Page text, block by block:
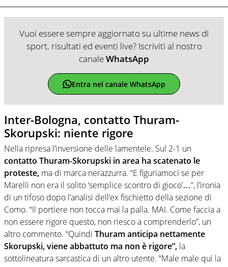
Vuoi essere sempre aggiornato su ultime news di
sport, risultati ed eventi live? Iscriviti al nostro
canaleWhatsApp
Entra nel canale WhatsApp
Inter-Bologna, contatto Thuram-
Skorupski: niente rigore
Nella ripresa l’inversione delle lamentele. Sul 2-1 un
contatto Thuram-Skorupski in area ha scatenato le
proteste, ma di marca nerazzurra. “E figuriamoci se per
Marelli non era il solito ‘semplice scontro di gioco’…”, l’ironia
di un tifoso dopo l’analisi dell’ex fischietto della sezione di
Como. “Il portiere non tocca mai la palla. MAI. Come faccia a
non essere rigore questo, non riesco a comprenderlo”, un
altro commento. “Quindi Thuram anticipa nettamente
Skorupski, viene abbattuto ma non è rigore”, la
sottolineatura sarcastica di un altro utente. “Male male qui la